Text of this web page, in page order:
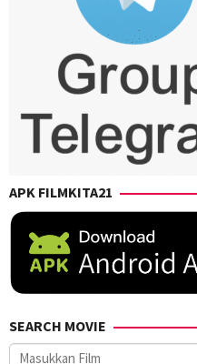
APK FILMKITA21
SEARCH MOVIE